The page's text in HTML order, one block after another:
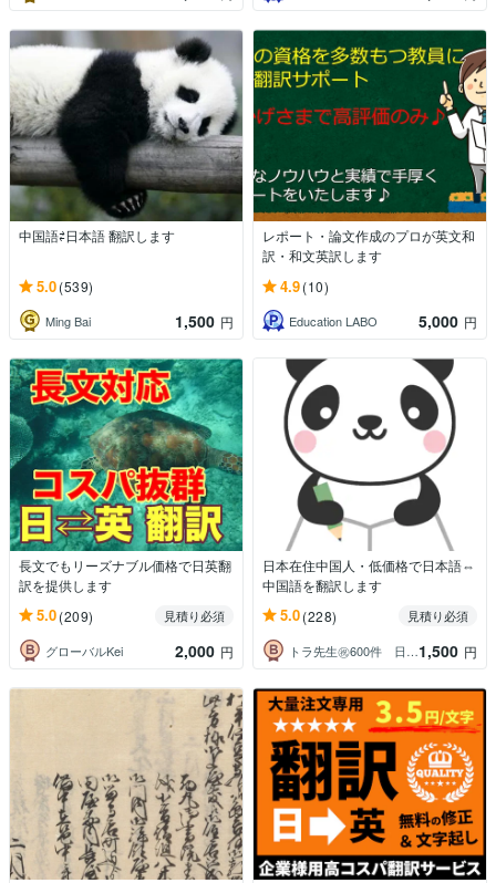
中国語⇄日本語 翻訳します
5.0(539)
Ming Bai 1,500 円
レポート・論文作成のプロが英文和
訳・和文英訳します
4.9(10)
Education LABO 5,000 円
長文でもリーズナブル価格で日英翻
訳を提供します
5.0(209)
見積り必須
グローバルKei
2,000 円
日本在住中国人・低価格で日本語⇔
中国語を翻訳します
5.0(228)
見積り必須
トラ先生㊗️600件 日本語⇄中国語 1,500 円